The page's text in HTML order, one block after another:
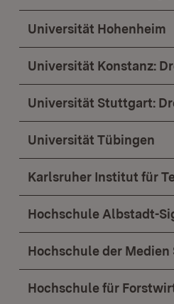
Universität Hohenheim
Universität Konstanz:
Universität Stuttgart:
Universität Tübingen
Karlsruher Institut für
Hochschule Albstadt-
Hochschule der
Hochschule für